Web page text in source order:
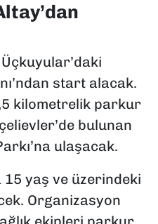
start alacak.
kilometrelik parkur
bulunan
ulaşacak.
15 yaş ve üzerindeki
Organizasyon